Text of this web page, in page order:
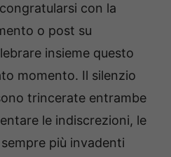
con la
o post su
insieme questo
momento. Il silenzio
trincerate entrambe
le indiscrezioni, le
più invadenti